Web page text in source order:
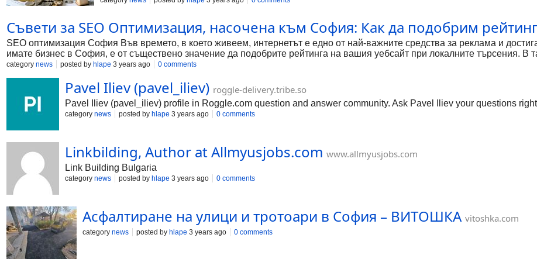
Съвети за SEO Оптимизация, насочена към София: Как да подобрим
SEO оптимизация София Във времето, в което живеем, интернетът е едно от най-важните средства за реклама и
имате бизнес в София, е от съществено значение да подобрите рейтинга на вашия уебсайт при локалните търсения. В
оптимизация, които ще
category news posted by hlape 3 years ago 0 comments
Pavel Iliev (pavel_iliev) roggle-delivery.tribe.so
Pavel Iliev (pavel_iliev) profile in Roggle.com question and answer community. Ask Pavel Iliev your questions
category news posted by hlape 3 years ago 0 comments
Linkbilding, Author at Allmyusjobs.com www.allmyusjobs.com
Link Building Bulgaria
category news posted by hlape 3 years ago 0 comments
Асфалтиране на улици и тротоари в София – ВИТОШКА vitoshka.com
category news posted by hlape 3 years ago 0 comments